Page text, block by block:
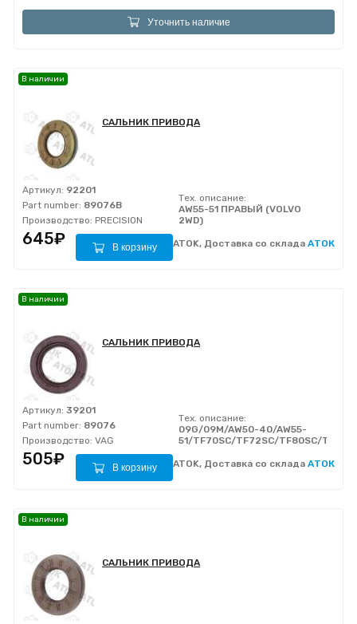
Уточнить наличие
САЛЬНИК ПРИВОДА
Артикул: 92201
Part number: 89076B
Производство: PRECISION
Тех. описание:
AW55-51 ПРАВЫЙ (VOLVO
2WD)
В наличии
645₽ В корзину ATOK, Доставка со склада АТОК
САЛЬНИК ПРИВОДА
Артикул: 39201
Part number: 89076
Производство: VAG
Тех. описание:
09G/09M/AW50-40/AW55-
51/TF70SC/TF72SC/TF80SC/
В наличии
505₽ В корзину ATOK, Доставка со склада АТОК
САЛЬНИК ПРИВОДА
В наличии